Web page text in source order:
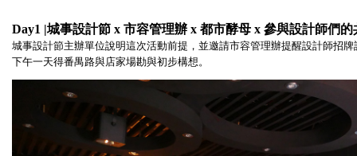
Day1 |城事設計節 x 市容管理辦 x 都市酵母 x 參與設計師們的
城事設計節主辦單位說明這次活動前提，並邀請市容管理辦提醒設計師招
下午一天得番禺路與店家場勘與初步構想。